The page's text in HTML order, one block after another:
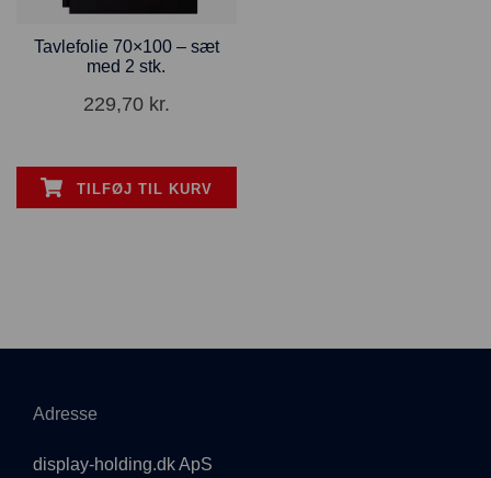
Tavlefolie 70×100 – sæt
med 2 stk.
229,70 kr.
TILFØJ TIL KURV
Adresse
display-holding.dk ApS